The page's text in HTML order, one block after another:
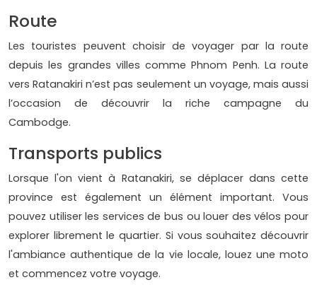
Route
Les touristes peuvent choisir de voyager par la route
depuis les grandes villes comme Phnom Penh. La route
vers Ratanakiri n’est pas seulement un voyage, mais aussi
l’occasion de découvrir la riche campagne du
Cambodge.
Transports publics
Lorsque l'on vient à Ratanakiri, se déplacer dans cette
province est également un élément important. Vous
pouvez utiliser les services de bus ou louer des vélos pour
explorer librement le quartier. Si vous souhaitez découvrir
l'ambiance authentique de la vie locale, louez une moto
et commencez votre voyage.